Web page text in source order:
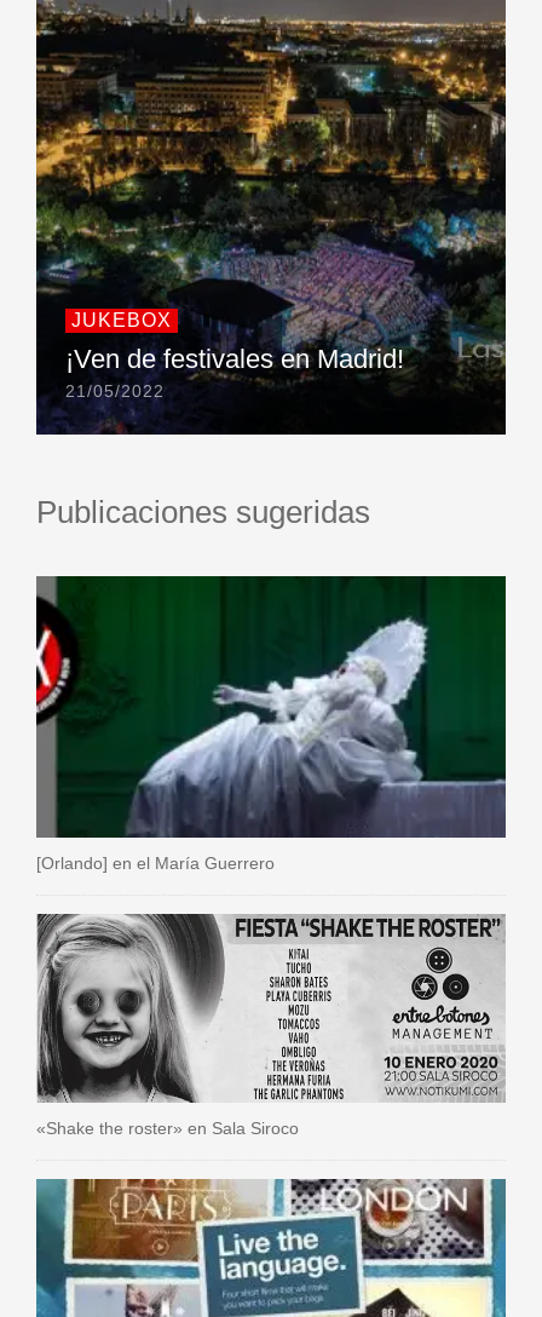
JUKEBOX
¡Ven de festivales en Madrid!
21/05/2022
Publicaciones sugeridas
[Orlando] en el María Guerrero
«Shake the roster» en Sala Siroco